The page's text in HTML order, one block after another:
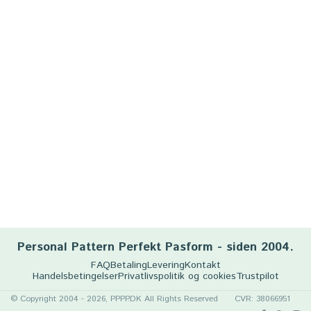
Personal Pattern Perfekt Pasform - siden 2004.
FAQBetalingLeveringKontakt
HandelsbetingelserPrivatlivspolitik og cookiesTrustpilot
© Copyright 2004 - 2026, PPPP.DK All Rights Reserved CVR: 38066951